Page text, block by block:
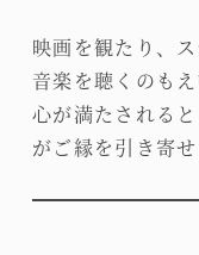
映画を観たり、
音楽を聴くのもえ
心が満たされる
がご縁を引き寄せ